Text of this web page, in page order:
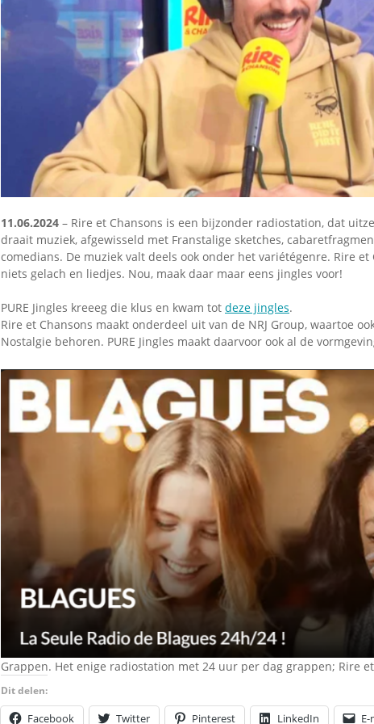
Omroepbanden
Stoomfluit Klaas
Vaak
Uitvinding
jinglecassette
11.06.2024 – Rire et Chansons is een bijzonder radiostation, dat
draait muziek, afgewisseld met Franstalige sketches,
comedians. De muziek valt deels ook onder het variétégenre. Rire
niets gelach en liedjes. Nou, maak daar maar eens jingles voor!
PURE Jingles kreeeg die klus en kwam tot deze jingles.
Rire et Chansons maakt onderdeel uit van de NRJ Group, waartoe
Nostalgie behoren. PURE Jingles maakt daarvoor ook al de
Grappen. Het enige radiostation met 24 uur per dag grappen; Rire
Dit delen:
Facebook Twitter Pinterest LinkedIn